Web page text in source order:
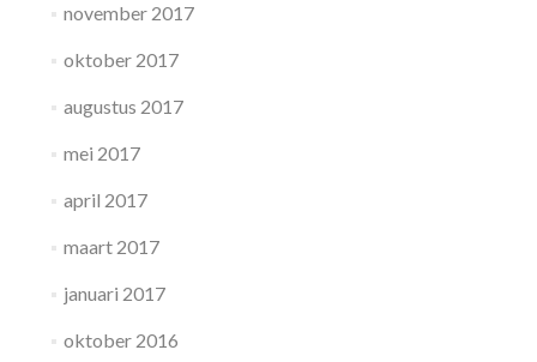
november 2017
oktober 2017
augustus 2017
mei 2017
april 2017
maart 2017
januari 2017
oktober 2016